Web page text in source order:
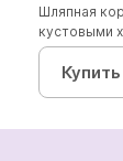
Шляпная
кустовыми
Купить